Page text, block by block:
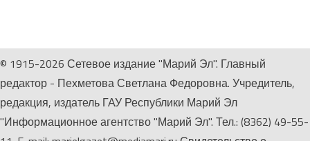
© 1915-2026 Сетевое издание "Марий Эл". Главный
редактор - Пехметова Светлана Федоровна. Учредитель,
редакция, издатель ГАУ Республики Марий Эл
"Информационное агентство "Марий Эл". Тел.: (8362) 49-55-